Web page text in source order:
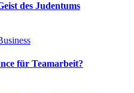
des Judentums
für Teamarbeit?